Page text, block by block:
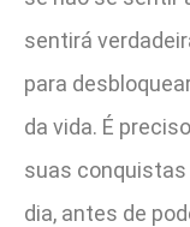
sentirá
para
da vida. É
suas conquistas
dia, antes de